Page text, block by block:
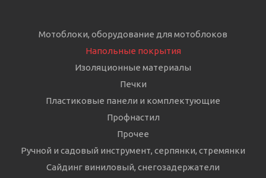
Мотоблоки, оборудование для мотоблоков
Напольные покрытия
Изоляционные материалы
Печки
Пластиковые панели и комплектующие
Профнастил
Прочее
Ручной и садовый инструмент, серпянки, стремянки
Сайдинг виниловый, снегозадержатели